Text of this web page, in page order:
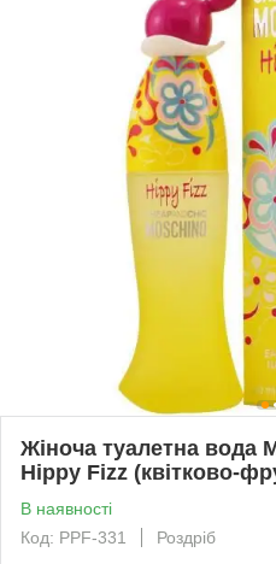
Жіноча туалетна вода
Hippy Fizz (квітково-
В наявності
Код: PPF-331
Роздріб